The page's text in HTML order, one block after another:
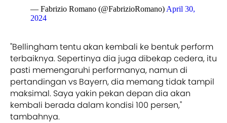
— Fabrizio Romano (@FabrizioRomano) April 30,
2024
"Bellingham tentu akan kembali ke bentuk perform
terbaiknya. Sepertinya dia juga dibekap cedera, itu
pasti memengaruhi performanya, namun di
pertandingan vs Bayern, dia memang tidak tampil
maksimal. Saya yakin pekan depan dia akan
kembali berada dalam kondisi 100 persen,"
tambahnya.